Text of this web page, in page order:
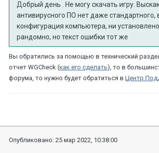
Добрый день . Не могускачать игру.
антивирусного ПО нет даже стандартного,
конфигурация компьютера, ни
рандомно, но текст ошибки тот же
Вы обратились за помощью в технический
отчет WGCheck (как его сделать), то в
форума, то нужно будет обратиться в Центр
Опубликовано:25 мар 2022, 10:38:00